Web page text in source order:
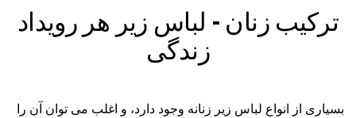
ترکیب زنان - لباس زیر هر رویداد
زندگی
بسیاری از انواع لباس زیر زنانه وجود دارد، و اغلب می توان آن را